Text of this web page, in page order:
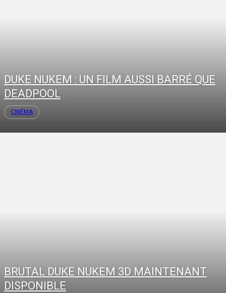
DUKE NUKEM : UN FILM AUSSI BARRÉ QUE
DEADPOOL
CINÉMA
BRUTAL DUKE NUKEM 3D MAINTENANT
DISPONIBLE